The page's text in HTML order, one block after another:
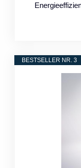
BESTSELLER NR. 3